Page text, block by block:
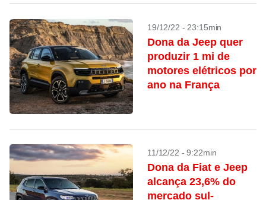
19/12/22 - 23:15min
Dona da Jeep quer
produzir 1 mi de
motores elétricos por
ano na França
11/12/22 - 9:22min
Dona da Fiat e Jeep
alcança 23,6% do
mercado sul-